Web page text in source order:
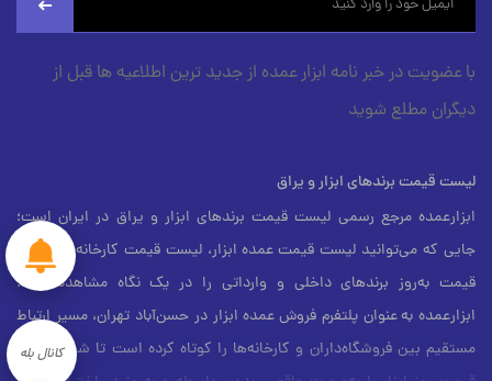
با عضویت در خبر نامه ابزار عمده از جدید ترین اطلاعیه ها قبل از
دیگران مطلع شوید
لیست قیمت برندهای ابزار و یراق
ابزارعمده مرجع رسمی لیست قیمت برندهای ابزار و یراق در ایران است؛
جایی که می‌توانید لیست قیمت عمده ابزار، لیست قیمت کارخانه، و لیست
قیمت به‌روز برندهای داخلی و وارداتی را در یک نگاه مشاهده کنید.
ابزارعمده به عنوان پلتفرم فروش عمده ابزار در حسن‌آباد تهران، مسیر ارتباط
مستقیم بین فروشگاه‌داران و کارخانه‌ها را کوتاه کرده است تا شما بتوانید
کانال بله